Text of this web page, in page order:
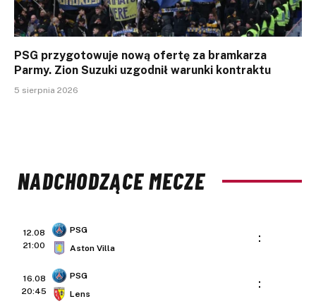
PSG przygotowuje nową ofertę za bramkarza
Parmy. Zion Suzuki uzgodnił warunki kontraktu
5 sierpnia 2026
NADCHODZĄCE MECZE
12.08
21:00
PSG
Aston Villa
:
16.08
20:45
PSG
Lens
: